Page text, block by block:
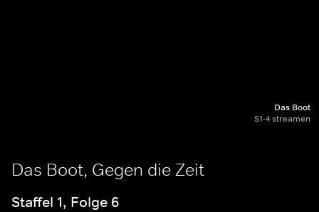
Das Boot
S1-4 streamen
Das Boot, Gegen die Zeit
Staffel 1, Folge 6